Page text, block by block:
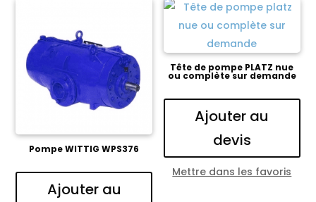
Pompe WITTIG WPS376
Ajouter au
Tête de pompe PLATZ nue
ou complète sur demande
Ajouter au
devis
Mettre dans les favoris